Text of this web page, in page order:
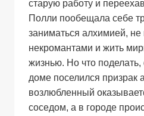
старую работу и
Полли пообещала себе
заниматься алхимией, не
некромантами и жить
жизнью. Но что
доме поселился призрак
возлюбленный
соседом, а в городе